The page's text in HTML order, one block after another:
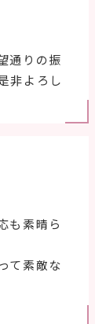
通りの振
非よろし
も素晴ら
て素敵な